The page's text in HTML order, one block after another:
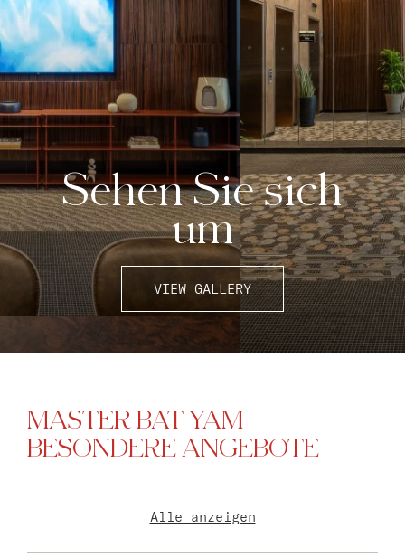
Sehen Sie sich
um
VIEW GALLERY
MASTER BAT YAM
BESONDERE ANGEBOTE
Alle anzeigen